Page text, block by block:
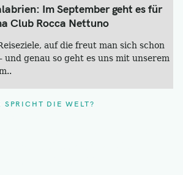
Im September geht es für
Club Rocca Nettuno
auf die freut man sich schon
und genau so geht es uns mit unserem
SPRICHT DIE WELT?